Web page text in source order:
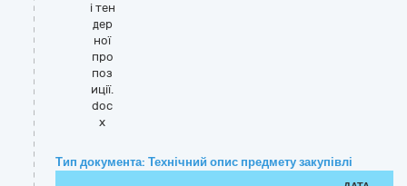
і тен
дер
ної
про
поз
иції.
doc
x
Тип документа: Технічний опис предмету закупівлі